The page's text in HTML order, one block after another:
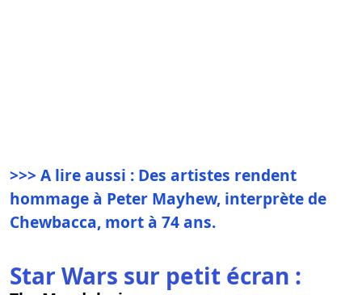
>>> A lire aussi : Des artistes rendent
hommage à Peter Mayhew, interprète de
Chewbacca, mort à 74 ans.
Star Wars sur petit écran :